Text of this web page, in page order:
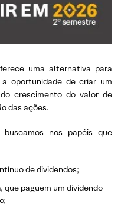
uma alternativa para
oportunidade de criar um
crescimento do valor de
das ações.
nos papéis que
de dividendos;
que paguem um dividendo